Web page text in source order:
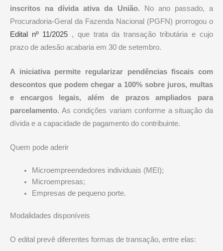
inscritos na dívida ativa da União. No ano passado, a
Procuradoria-Geral da Fazenda Nacional (PGFN) prorrogou o
Edital nº 11/2025, que trata da transação tributária e cujo
prazo de adesão acabaria em 30 de setembro.
A iniciativa permite regularizar pendências fiscais com
descontos que podem chegar a 100% sobre juros, multas
e encargos legais, além de prazos ampliados para
parcelamento. As condições variam conforme a situação da
dívida e a capacidade de pagamento do contribuinte.
Quem pode aderir
Microempreendedores individuais (MEI);
Microempresas;
Empresas de pequeno porte.
Modalidades disponíveis
O edital prevê diferentes formas de transação, entre elas: